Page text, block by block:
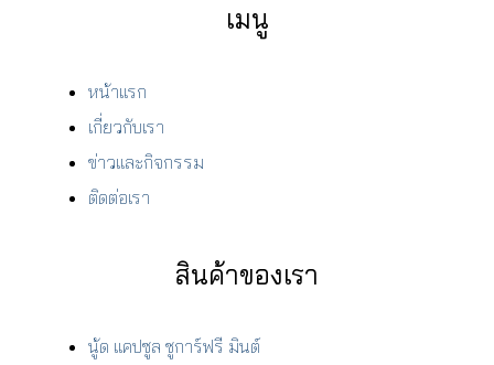
เมนู
หน้าแรก
เกี่ยวกับเรา
ข่าวและกิจกรรม
ติดต่อเรา
สินค้าของเรา
นู้ด แคปซูล ชูการ์ฟรี มินต์